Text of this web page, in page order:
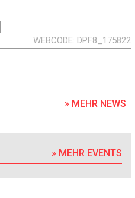
WEBCODE DPF8_175822
» MEHR NEWS
» MEHR EVENTS